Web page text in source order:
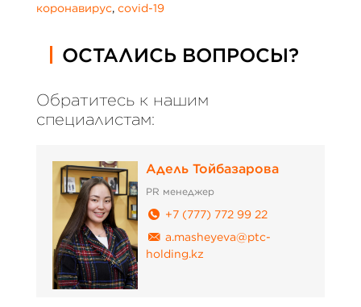
коронавирус, covid-19
ОСТАЛИСЬ ВОПРОСЫ?
Обратитесь к нашим
специалистам:
Адель Тойбазарова
PR менеджер
+7 (777) 772 99 22
a.masheyeva@ptc-
holding.kz